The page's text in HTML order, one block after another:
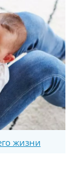
жизни